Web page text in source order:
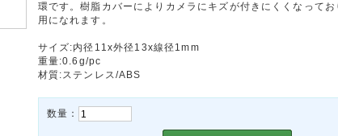
環です。樹脂カバーによりカメラにキズが付きにくくなってお
用になれます。
サイズ:内径11x外径13x線径1mm
重量:0.6g/pc
材質:ステンレス/ABS
数量：